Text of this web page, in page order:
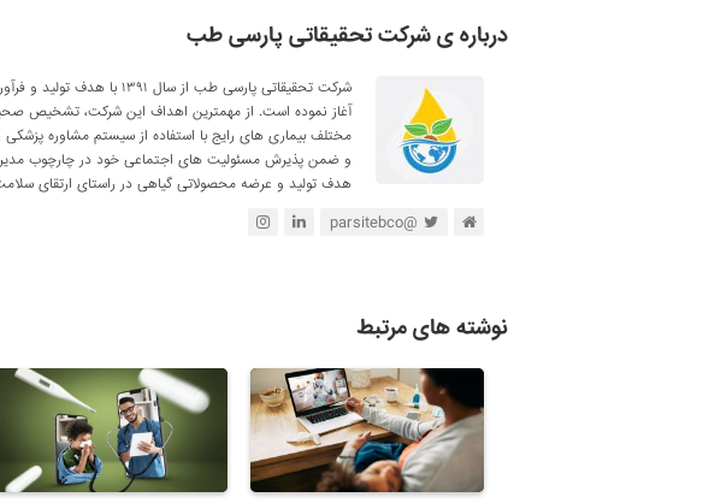
درباره ی شرکت تحقیقاتی پارسی طب
شرکت تحقیقاتی پارسی طب از
آغاز نموده است. از مهمترین اهداف این شرکت، تشخیص
مختلف بیماری های رایج با استفاده از سیستم مشاوره
و ضمن پذیرش مسئولیت های اجتماعی خود در چارچوب
هدف تولید و عرضه محصولاتی گیاهی در راستای ارتقای
@parsitebco
نوشته های مرتبط